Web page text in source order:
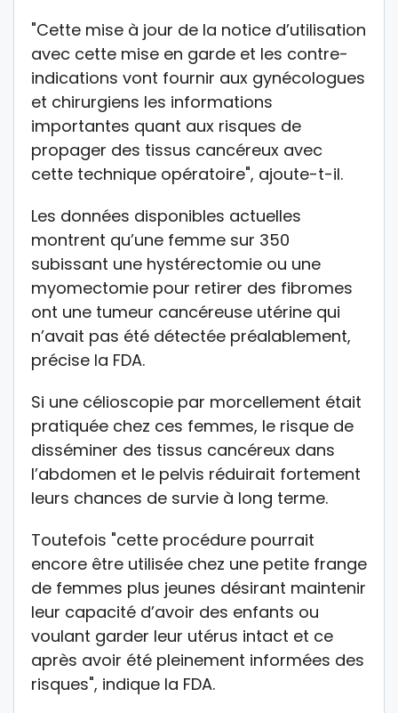
"Cette mise à jour de la notice d’utilisation
avec cette mise en garde et les contre-
indications vont fournir aux gynécologues
et chirurgiens les informations
importantes quant aux risques de
propager des tissus cancéreux avec
cette technique opératoire", ajoute-t-il.
Les données disponibles actuelles
montrent qu’une femme sur 350
subissant une hystérectomie ou une
myomectomie pour retirer des fibromes
ont une tumeur cancéreuse utérine qui
n’avait pas été détectée préalablement,
précise la FDA.
Si une célioscopie par morcellement était
pratiquée chez ces femmes, le risque de
disséminer des tissus cancéreux dans
l’abdomen et le pelvis réduirait fortement
leurs chances de survie à long terme.
Toutefois "cette procédure pourrait
encore être utilisée chez une petite frange
de femmes plus jeunes désirant maintenir
leur capacité d’avoir des enfants ou
voulant garder leur utérus intact et ce
après avoir été pleinement informées des
risques", indique la FDA.